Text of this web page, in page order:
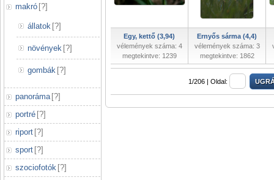
makró [?]
állatok [?]
növények [?]
gombák [?]
panoráma [?]
portré [?]
riport [?]
sport [?]
szociofotók [?]
Egy, kettő (3,94)
vélemények száma: 4
megtekintve: 1239
Ernyős sárma (4,4)
vélemények száma: 3
megtekintve: 1862
1/206 | Oldal: